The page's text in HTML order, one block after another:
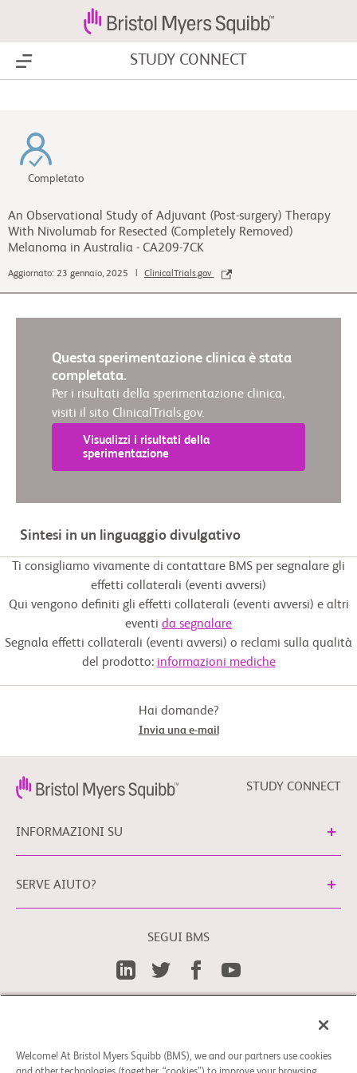
Show Menu STUDY CONNECT
Completato
An Observational Study of Adjuvant (Post-surgery) Therapy
With Nivolumab for Resected (Completely Removed)
Melanoma in Australia - CA209-7CK
Aggiornato: 23 gennaio, 2025 | ClinicalTrials.gov
Questa sperimentazione clinica è stata
completata.
Per i risultati della sperimentazione clinica,
visiti il sito ClinicalTrials.gov.
Visualizzi i risultati della
sperimentazione
Sintesi in un linguaggio divulgativo
Ti consigliamo vivamente di contattare BMS per segnalare gli
effetti collaterali (eventi avversi)
Qui vengono definiti gli effetti collaterali (eventi avversi) e altri
eventi da segnalare
Segnala effetti collaterali (eventi avversi) o reclami sulla qualità
del prodotto: informazioni mediche
Hai domande?
Invia una e-mail
STUDY CONNECT
INFORMAZIONI SU
SERVE AIUTO?
SEGUI BMS
Protezione dei Dati Personali in UE, scrivendo al seguente
indirizzo e-mail: EUDPO@BMS.com; attraverso di esso, gli
Welcome! At Bristol Myers Squibb (BMS), we and our partners use cookies